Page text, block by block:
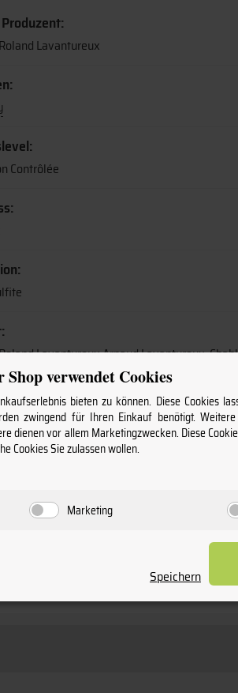
Lavantureux
Contrôlée
Lavantureux Arnaud Lavantureux,
Shop verwendet Cookies
bieten zu können. Diese Cookies
zwingend für Ihren Einkauf benötigt.
dienen vor allem Marketingzwecken. Diese
Cookies Sie zulassen wollen.
Marketing
Speichern